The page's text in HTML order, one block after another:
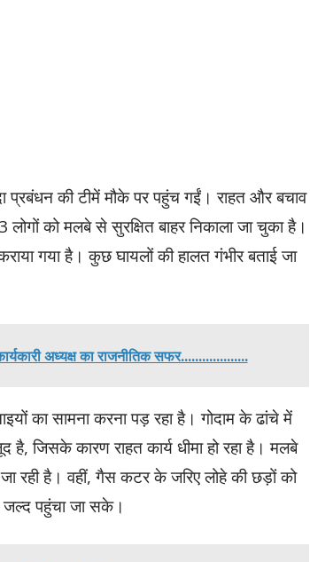
की टीमें मौके पर पहुंच गईं। राहत और बचाव
को मलबे से सुरक्षित बाहर निकाला जा चुका है।
गया है। कुछ घायलों की हालत गंभीर बताई जा
अध्यक्ष का राजनीतिक सफर...................
का सामना करना पड़ रहा है। गोदाम के ढांचे में
है, जिसके कारण राहत कार्य धीमा हो रहा है। मलबे
रही है। वहीं, गैस कटर के जरिए लोहे की छड़ों को
जल्द पहुंचा जा सके।